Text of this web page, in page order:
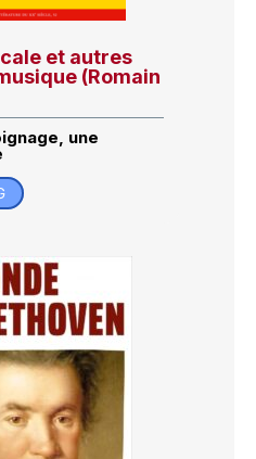
et autres
(Romain
une